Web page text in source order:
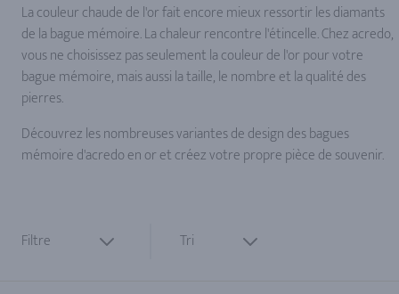
La couleur chaude de l'or fait encore mieux ressortir les diamants
de la bague mémoire. La chaleur rencontre l'étincelle. Chez acredo,
vous ne choisissez pas seulement la couleur de l'or pour votre
bague mémoire, mais aussi la taille, le nombre et la qualité des
pierres.
Découvrez les nombreuses variantes de design des bagues
mémoire d'acredo en or et créez votre propre pièce de souvenir.
Filtre Tri